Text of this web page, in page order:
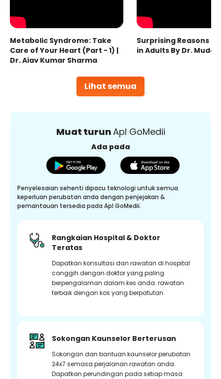
Lihat semua
Metabolic Syndrome: Take
Care of Your Heart (Part - 1) |
Dr. Ajay Kumar Sharma
Surprising Reasons
in Adults By Dr.
Muat turunApl GoMedii
Ada pada
Penyelesaian sehenti dipacu teknologi untuk semua
keperluan perubatan anda dengan penjejakan &
pemantauan tersedia pada Apl GoMedii.
Rangkaian Hospital & Doktor
Teratas
Dapatkan konsultasi dan rawatan di hospital
canggih dengan doktor yang paling
berpengalaman dalam kes anda. rawatan
terbaik dengan kos yang berpatutan.
Sokongan Kaunselor Berterusan
Sokongan dan bantuan kaunselor perubatan
24x7 semasa perjalanan rawatan anda.
Dapatkan perundingan pada setiap masa